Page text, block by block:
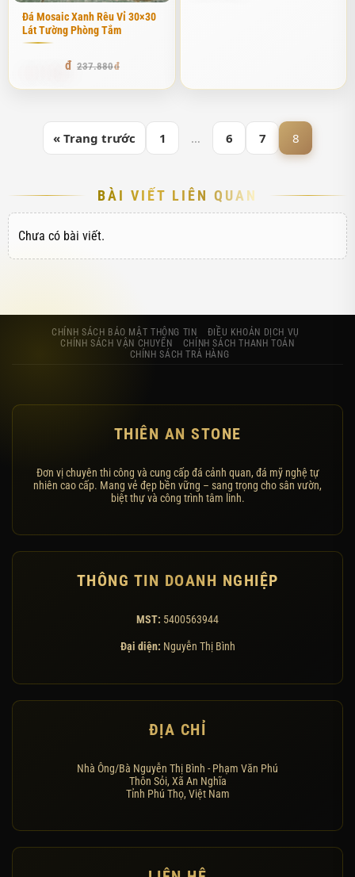
Đá Mosaic Xanh Rêu Vỉ 30×30
Lát Tường Phòng Tắm
237.880
« Trang trước 1 … 6 7 8
BÀI VIẾT LIÊN QUAN
Chưa có bài viết.
CHÍNH SÁCH BẢO MẬT THÔNG TIN
ĐIỀU KHOẢN DỊCH VỤ
CHÍNH SÁCH VẬN CHUYỂN
CHÍNH SÁCH THANH TOÁN
CHÍNH SÁCH TRẢ HÀNG
THIÊN AN STONE
Đơn vị chuyên thi công và cung cấp đá cảnh quan, đá mỹ nghệ tự
nhiên cao cấp. Mang vẻ đẹp bền vững – sang trọng cho sân vườn,
biệt thự và công trình tâm linh.
THÔNG TIN DOANH NGHIỆP
MST: 5400563944
Đại diện: Nguyễn Thị Bình
ĐỊA CHỈ
Nhà Ông/Bà Nguyễn Thị Bình - Phạm Văn Phú
Thôn Sỏi, Xã An Nghĩa
Tỉnh Phú Thọ, Việt Nam